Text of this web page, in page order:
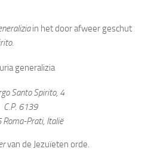
in het door afweer geschut
Santo Spirito, 4
C.P. 6139
Prati, Italië
van de Jezuïeten orde.